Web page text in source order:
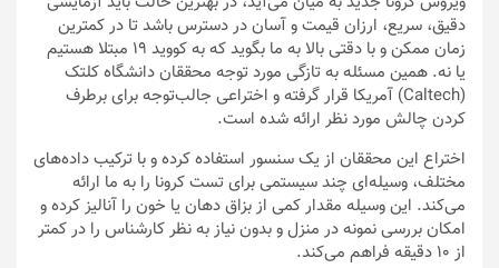
دقیق، سریع، ارزان قیمت و آسان در دسترس باشد تا در کمترین
زمان ممکن و با دقتی بالا به ما بگوید که به کووید ۱۹ مبتلا هستیم
یا نه. همین مسئله به تازگی مورد توجه محققان دانشگاه کلتک
(Caltech) آمریکا قرار گرفته و اختراعی جالب‌توجه برای برطرف
کردن چالش مورد نظر ارائه شده است.
اختراع این محققان از یک سنسور استفاده کرده و با ترکیب داده‌های
مختلف، وسیله‌ای چند سیستمی برای تست کرونا را به ما ارائه
می‌کند. این وسیله مقدار کمی از بزاق دهان یا خون را آنالیز کرده و
امکان بررسی نمونه در منزل و بدون نیاز به نظر کارشناس را در کمتر
از ۱۰ دقیقه فراهم می‌کند.